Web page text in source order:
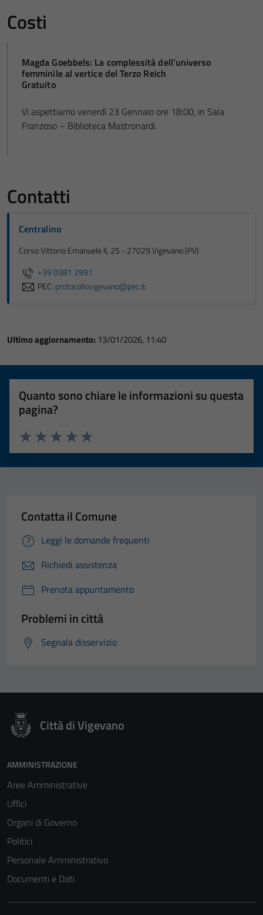
Costi
Magda Goebbels: La complessità dell’universo
femminile al vertice del Terzo Reich
Gratuito
Vi aspettiamo venerdì 23 Gennaio ore 18:00, in Sala
Franzoso – Biblioteca Mastronardi.
Contatti
Centralino
Corso Vittorio Emanuele II, 25 - 27029 Vigevano (PV)
+39 0381 2991
PEC: protocollovigevano@pec.it
Ultimo aggiornamento: 13/01/2026, 11:40
Quanto sono chiare le informazioni su questa
pagina?
Valuta 5 stelle su 5
Valuta 4 stelle su 5
Valuta 3 stelle su 5
Valuta 2 stelle su 5
Valuta 1 stelle su 5
Contatta il Comune
Leggi le domande frequenti
Richiedi assistenza
Prenota appuntamento
Problemi in città
Segnala disservizio
Città di Vigevano
AMMINISTRAZIONE
Aree Amministrative
Uffici
Organi di Governo
Politici
Personale Amministrativo
Documenti e Dati